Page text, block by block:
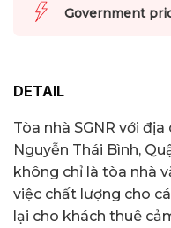
Government
DETAIL
Tòa nhà SGNR với địa
Nguyễn Thái Bình,
không chỉ là tòa nhà
việc chất lượng cho
lại cho khách thuê